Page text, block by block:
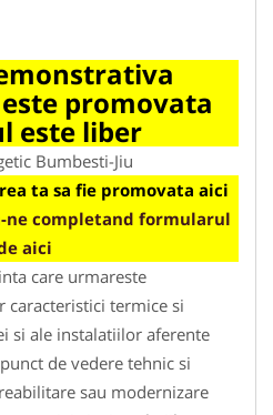
promovata
este liber
Bumbesti-Jiu
ta sa fie promovata aici
ne completand formularul
aici
care urmareste
caracteristici termice si
si ale instalatiilor aferente
de vedere tehnic si
sau modernizare